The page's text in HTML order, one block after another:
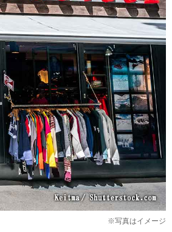
※写真はイメージ